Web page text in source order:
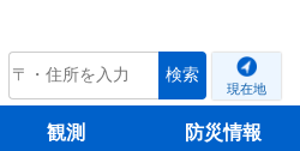
tenki.jp 検索
現在地
観測 防災情報